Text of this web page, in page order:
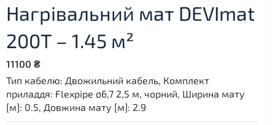
Нагрівальний мат DEVImat
200T – 1.45 м²
11100 ₴
Тип кабелю: Двожильний кабель, Комплект
приладдя: Flexpipe ø6,7 2,5 м, чорний, Ширина мату
[м]: 0.5, Довжина мату [м]: 2.9